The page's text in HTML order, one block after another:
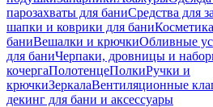
парозахваты для баниСредства для
шапки и коврики для баниКосметика
баниВешалки и крючкиОбливные
для баниЧерпаки, дровницы и
кочергаПолотенцеПолкиРучки и
крючкиЗеркалаВентиляционные
декинг для бани и аксессуары